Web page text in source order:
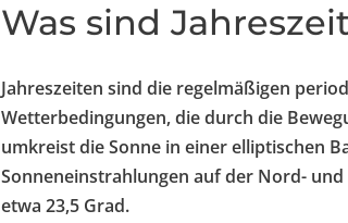
Was sind
Jahreszeiten sind die regelmäßigen
Wetterbedingungen, die durch die
umkreist die Sonne in einer elliptischen
Sonneneinstrahlungen auf der Nord-
etwa 23,5 Grad.